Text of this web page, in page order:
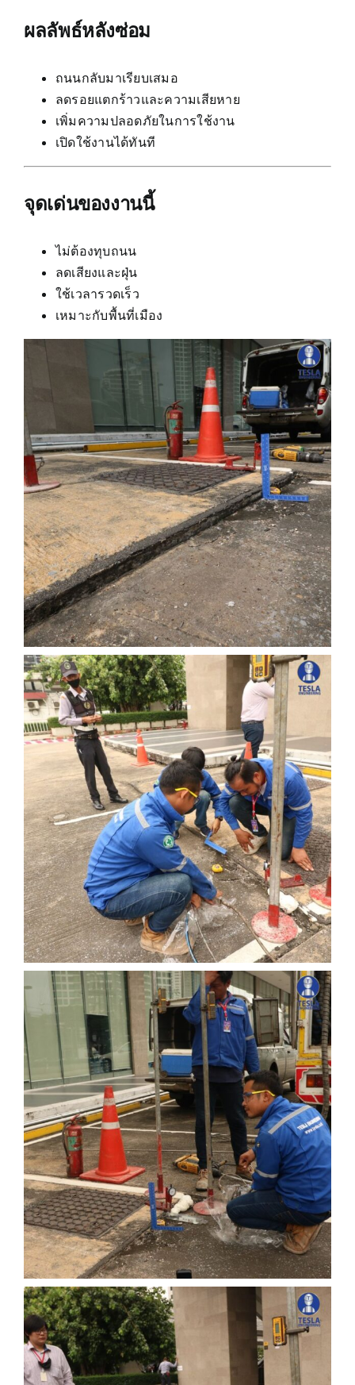
ผลลัพธ์หลังซ่อม
ถนนกลับมาเรียบเสมอ
ลดรอยแตกร้าวและความเสียหาย
เพิ่มความปลอดภัยในการใช้งาน
เปิดใช้งานได้ทันที
จุดเด่นของงานนี้
ไม่ต้องทุบถนน
ลดเสียงและฝุ่น
ใช้เวลารวดเร็ว
เหมาะกับพื้นที่เมือง